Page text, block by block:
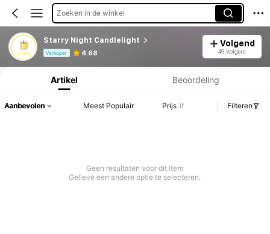
Zoeken in de winkel
Starry Night Candlelight
Verkoper 4.68
Volgend
49 Volgers
Productinformatie: Prijsopenbaring, Verkoop- en Voorraadgegevens.
Artikel Beoordeling
Aanbevolen Meest Populair Prijs Filteren
Geen resultaten voor dit item
Gelieve een andere optie te selecteren.